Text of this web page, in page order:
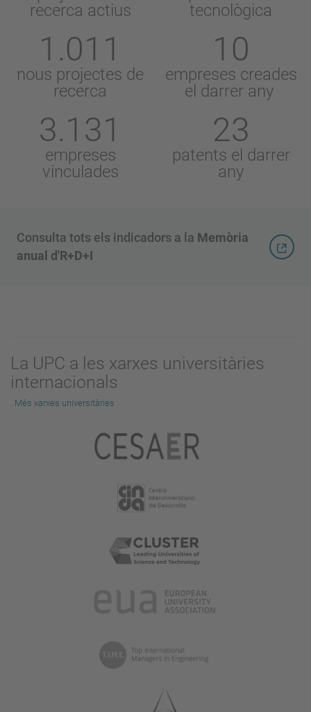
recerca actius
1.011
nous projectes de
recerca
3.131
empreses
vinculades
tecnològica
10
empreses creades
el darrer any
23
patents el darrer
any
Consulta tots els indicadors a la Memòria
anual d'R+D+I
La UPC a les xarxes universitàries
internacionals
Més xarxes universitàries